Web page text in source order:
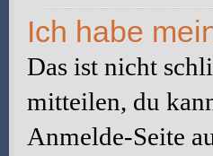
Ich habe
Das ist nicht
mitteilen, du
Anmelde-Seite